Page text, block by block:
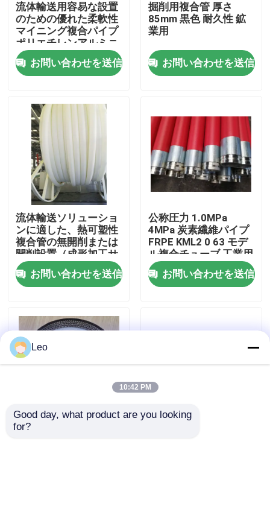
ホーム
製品
VRショー
企業情報
品質管理
ニュース
流体輸送用容易な設置
のための優れた柔軟性
マイニング複合パイプ
ポリエチレンアルミニ
ウム複合パイプ
お問い合わせを送信
掘削用複合管 厚さ
85mm 黒色 耐久性 鉱
業用
お問い合わせを送信
流体輸送ソリューショ
ンに適した、熱可塑性
複合管の無開削または
開削設置（成形加工サ
ービスを含む）
お問い合わせを送信
公称圧力 1.0MPa
4MPa 炭素繊維パイプ
FRPE KML2 0 63 モデ
ル複合チューブ 工業用
軽量で強靭な材料
お問い合わせを送信
エネルギー採掘複合パ
Leo
10:42 PM
Good day, what product are you looking
for?